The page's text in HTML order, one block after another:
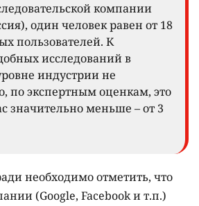
компании
один человек равен от 18
пользователей. К
исследований в
индустрии не
по экспертным оценкам, это
значительно меньше – от 3
необходимо отметить, что
(Google, Facebook и т.п.)